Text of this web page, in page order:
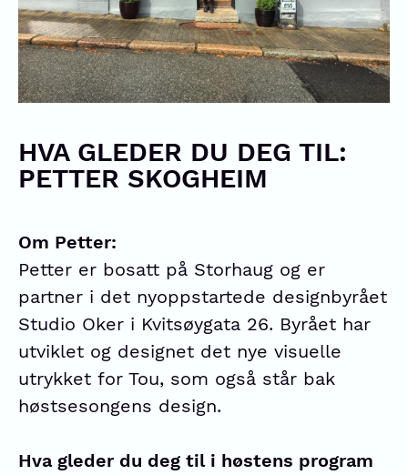
HVA GLEDER DU DEG TIL:
PETTER SKOGHEIM
Om Petter:
Petter er bosatt på Storhaug og er
partner i det nyoppstartede designbyrået
Studio Oker i Kvitsøygata 26. Byrået har
utviklet og designet det nye visuelle
utrykket for Tou, som også står bak
høstsesongens design.
Hva gleder du deg til i høstens program